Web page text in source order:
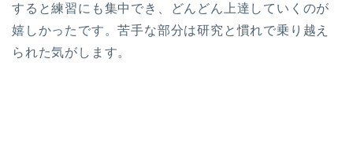
すると練習にも集中でき、どんどん上達していくのが
嬉しかったです。苦手な部分は研究と慣れで乗り越え
られた気がします。